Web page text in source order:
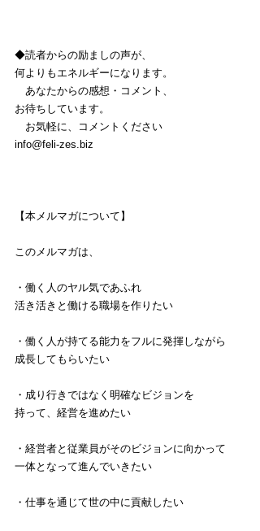
◆読者からの励ましの声が、
何よりもエネルギーになります。
あなたからの感想・コメント、
お待ちしています。
お気軽に、コメントください
info@feli-zes.biz
【本メルマガについて】
このメルマガは、
・働く人のヤル気であふれ
活き活きと働ける職場を作りたい
・働く人が持てる能力をフルに発揮しながら
成長してもらいたい
・成り行きではなく明確なビジョンを
持って、経営を進めたい
・経営者と従業員がそのビジョンに向かって
一体となって進んでいきたい
・仕事を通じて世の中に貢献したい